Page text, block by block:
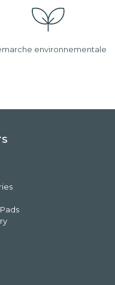
environnementale